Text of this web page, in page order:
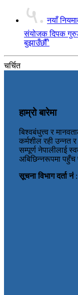
५. नयाँ
संयोजक दिपक
बुझाउँछौँ’
चर्चित
हाम्रो बारेमा
बिश्वबंधुत्त्व र
कर्मशील रही उन्नत र
सम्पूर्ण नेपालीलाई
अबिछिन्नरूपमा पहुँच
सूचना विभाग दर्ता नं: